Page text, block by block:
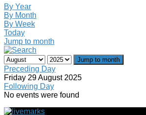
By Year
By Month
By Week
Today
Jump to month
Jump to month
Preceding Day
Friday 29 August 2025
Following Day
No events were found